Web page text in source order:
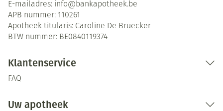
E-mailadres: info@bankapotheek.be
APB nummer: 110261
Apotheek titularis: Caroline De Bruecker
BTW nummer: BE0840119374
Klantenservice
FAQ
Uw apotheek